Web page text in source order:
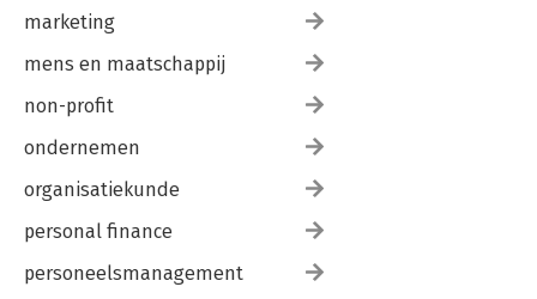
marketing
mens en maatschappij
non-profit
ondernemen
organisatiekunde
personal finance
personeelsmanagement